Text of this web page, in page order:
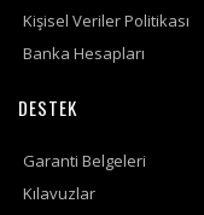
Kişisel Veriler Politikası
Banka Hesapları
DESTEK
Garanti Belgeleri
Kılavuzlar